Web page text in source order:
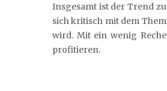
Insgesamt ist der Trend
sich kritisch mit dem
wird. Mit ein wenig
profitieren.